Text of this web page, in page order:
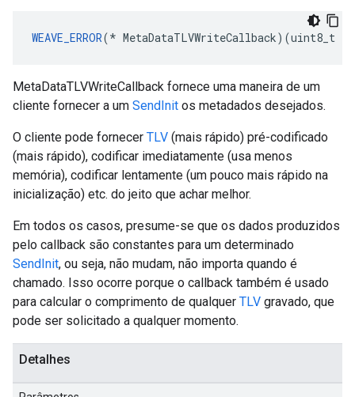
WEAVE_ERROR(* MetaDataTLVWriteCallback)(uint8_t
MetaDataTLVWriteCallback fornece uma maneira de um
cliente fornecer a um SendInit os metadados desejados.
O cliente pode fornecer TLV (mais rápido) pré-codificado
(mais rápido), codificar imediatamente (usa menos
memória), codificar lentamente (um pouco mais rápido na
inicialização) etc. do jeito que achar melhor.
Em todos os casos, presume-se que os dados produzidos
pelo callback são constantes para um determinado
SendInit, ou seja, não mudam, não importa quando é
chamado. Isso ocorre porque o callback também é usado
para calcular o comprimento de qualquer TLV gravado, que
pode ser solicitado a qualquer momento.
Detalhes